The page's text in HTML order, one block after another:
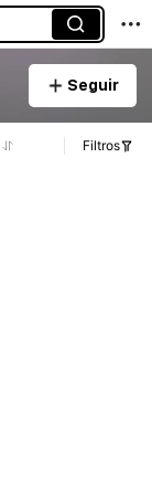
Seguir
Filtros